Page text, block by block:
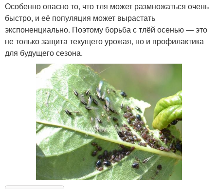
Особенно опасно то, что тля может размножаться очень
быстро, и её популяция может вырастать
экспоненциально. Поэтому борьба с тлёй осенью — это
не только защита текущего урожая, но и профилактика
для будущего сезона.